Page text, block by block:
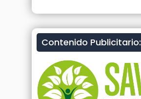
Contenido Publicitario: